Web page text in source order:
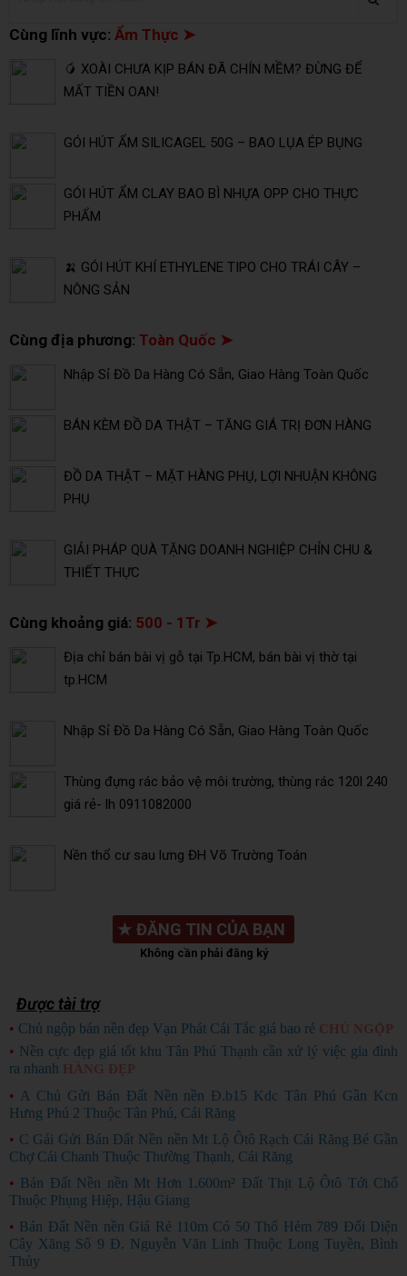
Cùng lĩnh vực: Ẩm Thực ➤
🥭 XOÀI CHƯA KỊP BÁN ĐÃ CHÍN MỀM? ĐỪNG ĐỂ
MẤT TIỀN OAN!
GÓI HÚT ẨM SILICAGEL 50G – BAO LỤA ÉP BỤNG
GÓI HÚT ẨM CLAY BAO BÌ NHỰA OPP CHO THỰC
PHẨM
🍌 GÓI HÚT KHÍ ETHYLENE TIPO CHO TRÁI CÂY –
NÔNG SẢN
Cùng địa phương: Toàn Quốc ➤
Nhập Sỉ Đồ Da Hàng Có Sẵn, Giao Hàng Toàn Quốc
BÁN KÈM ĐỒ DA THẬT – TĂNG GIÁ TRỊ ĐƠN HÀNG
ĐỒ DA THẬT – MẶT HÀNG PHỤ, LỢI NHUẬN KHÔNG
PHỤ
GIẢI PHÁP QUÀ TẶNG DOANH NGHIỆP CHỈN CHU &
THIẾT THỰC
Cùng khoảng giá: 500 - 1Tr ➤
Địa chỉ bán bài vị gỗ tại Tp.HCM, bán bài vị thờ tại
tp.HCM
Nhập Sỉ Đồ Da Hàng Có Sẵn, Giao Hàng Toàn Quốc
Thùng đựng rác bảo vệ môi trường, thùng rác 120l 240
giá rẻ- lh 0911082000
Nền thổ cư sau lưng ĐH Võ Trường Toán
★ ĐĂNG TIN CỦA BẠN
Không cần phải đăng ký
Được tài trợ
• Chủ ngộp bán nền đẹp Vạn Phát Cái Tắc giá bao rẻ CHỦ NGỘP
• Nền cực đẹp giá tốt khu Tân Phú Thạnh cần xử lý việc gia đình
ra nhanh HÀNG ĐẸP
• A Chủ Gửi Bán Đất Nền nền Đ.b15 Kdc Tân Phú Gần Kcn
Hưng Phú 2 Thuộc Tân Phú, Cái Răng
• C Gái Gửi Bán Đất Nền nền Mt Lộ Ôtô Rạch Cái Răng Bé Gần
Chợ Cái Chanh Thuộc Thường Thạnh, Cái Răng
• Bán Đất Nền nền Mt Hơn 1.600m² Đất Thịt Lộ Ôtô Tới Chổ
Thuộc Phụng Hiệp, Hậu Giang
• Bán Đất Nền nền Giá Rẻ 110m Có 50 Thổ Hẻm 789 Đối Diện
Cây Xăng Số 9 Đ. Nguyễn Văn Linh Thuộc Long Tuyền, Bình
Thủy